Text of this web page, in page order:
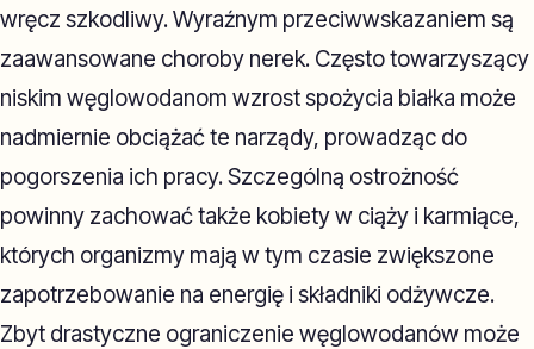
wręcz szkodliwy. Wyraźnym przeciwwskazaniem są
zaawansowane choroby nerek. Często towarzyszący
niskim węglowodanom wzrost spożycia białka może
nadmiernie obciążać te narządy, prowadząc do
pogorszenia ich pracy. Szczególną ostrożność
powinny zachować także kobiety w ciąży i karmiące,
których organizmy mają w tym czasie zwiększone
zapotrzebowanie na energię i składniki odżywcze.
Zbyt drastyczne ograniczenie węglowodanów może